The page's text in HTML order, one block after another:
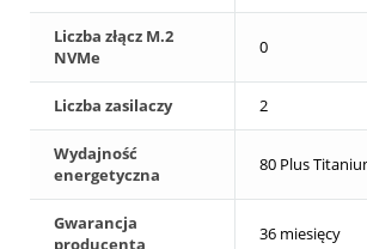
Liczba złącz M.2
NVMe
0
Liczba zasilaczy 2
Wydajność
energetyczna
80 Plus
Gwarancja
producenta
36 miesięcy